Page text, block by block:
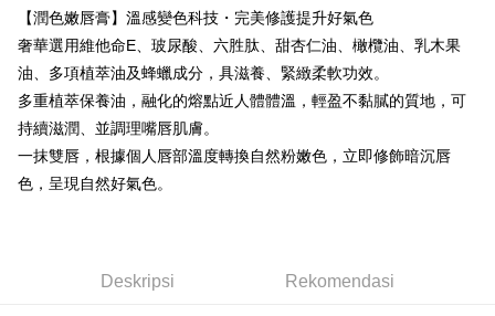
Taishin
Syarikat Kad Kredit
Pilihan Penghantaran
全家取貨付款
付款後全家取貨
NT$80/pesanan | Penghantaran percuma untuk pesanan
NT$80/pesanan | Penghantaran percuma untuk pesanan
【潤色嫩唇膏】溫感變色科技・完美修護提升好氣色
奢華選用維他命E、玻尿酸、六胜肽、甜杏仁油、橄欖油、乳木果
油、多項植萃油及蜂蠟成分，具滋養、緊緻柔軟功效。
多重植萃保養油，融化的熔點近人體體溫，輕盈不黏膩的質地，可
持續滋潤、並調理嘴唇肌膚。
一抹雙唇，根據個人唇部溫度轉換自然粉嫩色，立即修飾暗沉唇
色，呈現自然好氣色。
Deskripsi Rekomendasi